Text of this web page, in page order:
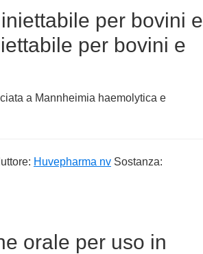
per bovini e
per bovini e
a Mannheimia haemolytica e
Huvepharma nv Sostanza:
orale per uso in